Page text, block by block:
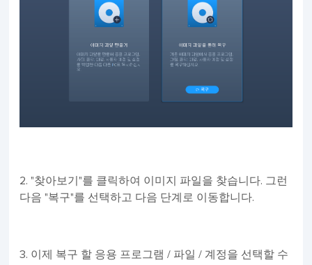
2. "찾아보기"를 클릭하여 이미지 파일을 찾습니다. 그런
다음 "복구"를 선택하고 다음 단계로 이동합니다.
3. 이제 복구 할 응용 프로그램 / 파일 / 계정을 선택할 수